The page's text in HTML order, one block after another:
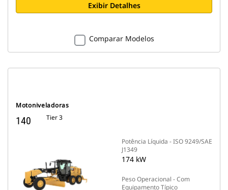
Exibir Detalhes
Comparar Modelos
Motoniveladoras
140 Tier 3
Potência Líquida - ISO 9249/SAE
J1349
174 kW
Peso Operacional - Com
Equipamento Típico